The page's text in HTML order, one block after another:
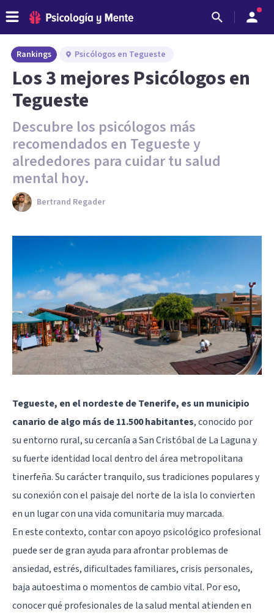
Rankings Psicólogos en Tegueste
Los 3 mejores Psicólogos en
Tegueste
Descubre los psicólogos más
recomendados en Tegueste y
alrededores para cuidar tu salud
mental hoy.
Bertrand Regader
Tegueste, en el nordeste de Tenerife, es un municipio
canario de algo más de 11.500 habitantes, conocido por
su entorno rural, su cercanía a San Cristóbal de La Laguna y
su fuerte identidad local dentro del área metropolitana
tinerfeña. Su carácter tranquilo, sus tradiciones populares y
su conexión con el paisaje del norte de la isla lo convierten
en un lugar con una vida comunitaria muy marcada.
En este contexto, contar con apoyo psicológico profesional
puede ser de gran ayuda para afrontar problemas de
ansiedad, estrés, dificultades familiares, crisis personales,
baja autoestima o momentos de cambio vital. Por eso,
conocer qué profesionales de la salud mental atienden en